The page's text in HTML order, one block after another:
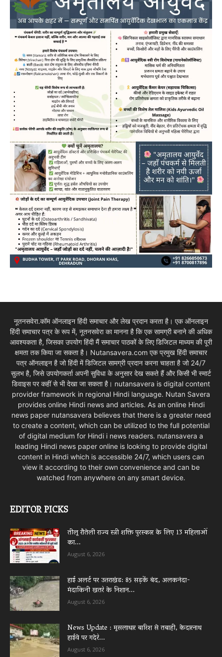
नूतनसवेरा.कॉम ऑनलाइन हिंदी समाचार और लेख प्रदान करता है। एक ऑनलाइन
हिंदी समाचार पत्र के रूप में, नूतनसवेरा का मानना है कि एक सामग्री बनाने की अधिक
आवश्यकता है, जिसका उपयोग हिंदी मैं समाचार पाठकों के लिए डिजिटल माध्यम की पूरी
क्षमता तक किया जा सकता है। Nutansavera.com एक प्रमुख हिंदी समाचार
पत्र ऑनलाइन है जो हिंदी में डिजिटल सामग्री प्रदान करना चाहता है जो 24/7
सुलभ है, जिसे उपयोगकर्ता अपनी सुविधा के अनुसार देख सकते हैं और किसी भी स्मार्ट
डिवाइस पर कहीं से भी देखा जा सकता है। nutansavera is digital content
provider framework in regional Hindi language. Nutan Savera
provides online Hindi news and articles. As an online Hindi
news paper nutansavera believes that there is a greater need
to create a content, which can be utilized to the full potential
of digital medium for Hindi i news readers. nutansavera a
leading Hindi news paper online is looking to provide digital
content in Hindi which is accessible 24/7, which users can
view it according to their own convenience and can be
watched from anywhere on any smart device.
EDITOR PICKS
तीलू रौतेली राज्य स्त्री शक्ति पुरस्कार के लिए 13 महिलाओं
का...
August 6, 2026
हाई अलर्ट पर उत्तराखंड: 85 सड़कें बंद, अलकनंदा-
मंदाकिनी खतरे के निशान...
August 6, 2026
News Update : मूसलाधार बारिश से तबाही, केदारनाथ
हाईवे पर गदेरे...
August 6, 2026